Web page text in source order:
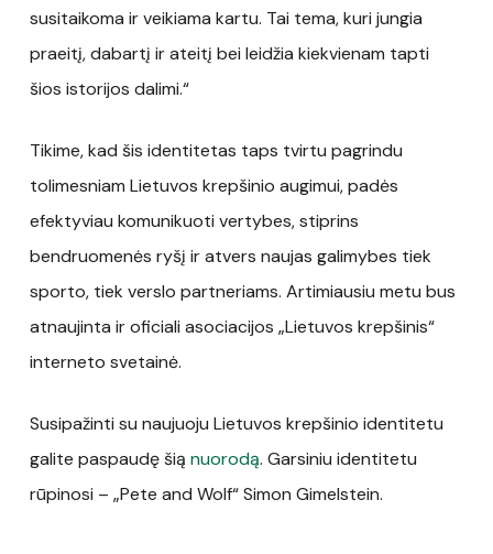
susitaikoma ir veikiama kartu. Tai tema, kuri jungia
praeitį, dabartį ir ateitį bei leidžia kiekvienam tapti
šios istorijos dalimi.“
Tikime, kad šis identitetas taps tvirtu pagrindu
tolimesniam Lietuvos krepšinio augimui, padės
efektyviau komunikuoti vertybes, stiprins
bendruomenės ryšį ir atvers naujas galimybes tiek
sporto, tiek verslo partneriams. Artimiausiu metu bus
atnaujinta ir oficiali asociacijos „Lietuvos krepšinis“
interneto svetainė.
Susipažinti su naujuoju Lietuvos krepšinio identitetu
galite paspaudę šią nuorodą. Garsiniu identitetu
rūpinosi – „Pete and Wolf“ Simon Gimelstein.